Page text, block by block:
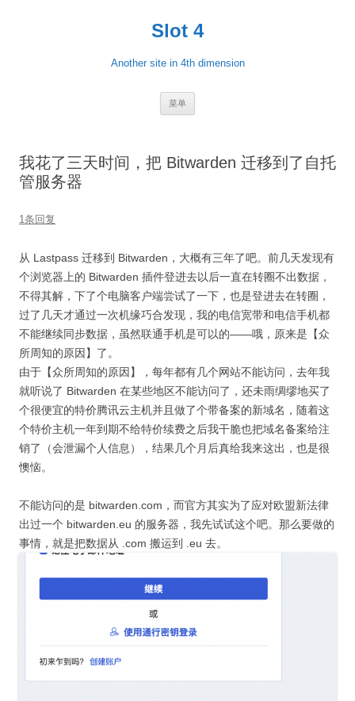
Slot 4
Another site in 4th dimension
菜单
我花了三天时间，把 Bitwarden 迁移到了自托
管服务器
1条回复
从 Lastpass 迁移到 Bitwarden，大概有三年了吧。前几天发现有
个浏览器上的 Bitwarden 插件登进去以后一直在转圈不出数据，
不得其解，下了个电脑客户端尝试了一下，也是登进去在转圈，
过了几天才通过一次机缘巧合发现，我的电信宽带和电信手机都
不能继续同步数据，虽然联通手机是可以的——哦，原来是【众
所周知的原因】了。
由于【众所周知的原因】，每年都有几个网站不能访问，去年我
就听说了 Bitwarden 在某些地区不能访问了，还未雨绸缪地买了
个很便宜的特价腾讯云主机并且做了个带备案的新域名，随着这
个特价主机一年到期不给特价续费之后我干脆也把域名备案给注
销了（会泄漏个人信息），结果几个月后真给我来这出，也是很
懊恼。
不能访问的是 bitwarden.com，而官方其实为了应对欧盟新法律
出过一个 bitwarden.eu 的服务器，我先试试这个吧。那么要做的
事情，就是把数据从 .com 搬运到 .eu 去。